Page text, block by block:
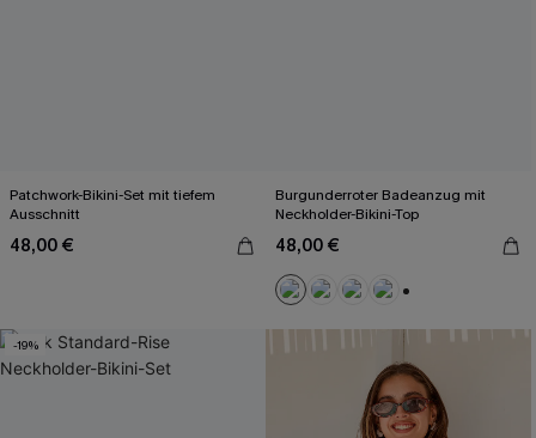
Patchwork-Bikini-Set mit tiefem
Ausschnitt
48,00 €
Burgunderroter Badeanzug mit
Neckholder-Bikini-Top
48,00 €
-19%